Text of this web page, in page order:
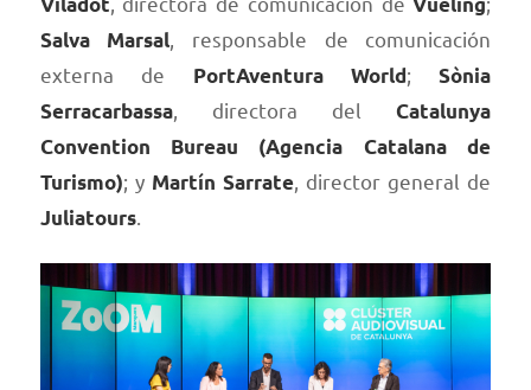
Salva Marsal , responsable de comunicación
externa de PortAventura World;Sònia
Serracarbassa, directora delCatalunya
Convention Bureau (Agencia Catalana de
Turismo); y Martín Sarrate , director general de
Juliatours.